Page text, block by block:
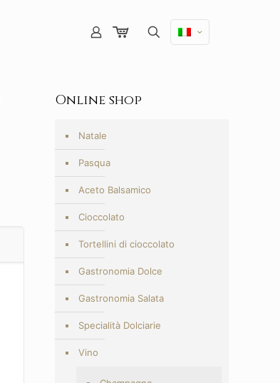
Online shop
Natale
Pasqua
Aceto Balsamico
Cioccolato
Tortellini di cioccolato
Gastronomia Dolce
Gastronomia Salata
Specialità Dolciarie
Vino